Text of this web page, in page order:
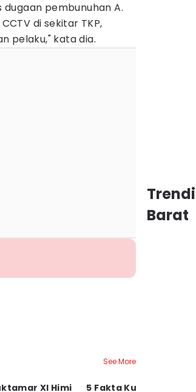
pembunuhan A.
di sekitar TKP,
pelaku," kata dia.
See More
XI Himi 5 Fakta Kucing
Barat